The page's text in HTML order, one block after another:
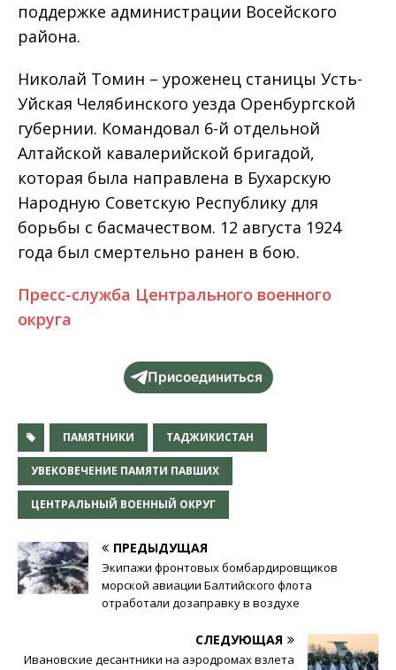
поддержке администрации Восейского
района.
Николай Томин – уроженец станицы Усть-
Уйская Челябинского уезда Оренбургской
губернии. Командовал 6-й отдельной
Алтайской кавалерийской бригадой,
которая была направлена в Бухарскую
Народную Советскую Республику для
борьбы с басмачеством. 12 августа 1924
года был смертельно ранен в бою.
Пресс-служба Центрального военного
округа
Присоединиться
ПАМЯТНИКИ ТАДЖИКИСТАН
УВЕКОВЕЧЕНИЕ ПАМЯТИ ПАВШИХ
ЦЕНТРАЛЬНЫЙ ВОЕННЫЙ ОКРУГ
ПРЕДЫДУЩАЯ
Экипажи фронтовых бомбардировщиков
морской авиации Балтийского флота
отработали дозаправку в воздухе
СЛЕДУЮЩАЯ
Ивановские десантники на аэродромах взлета